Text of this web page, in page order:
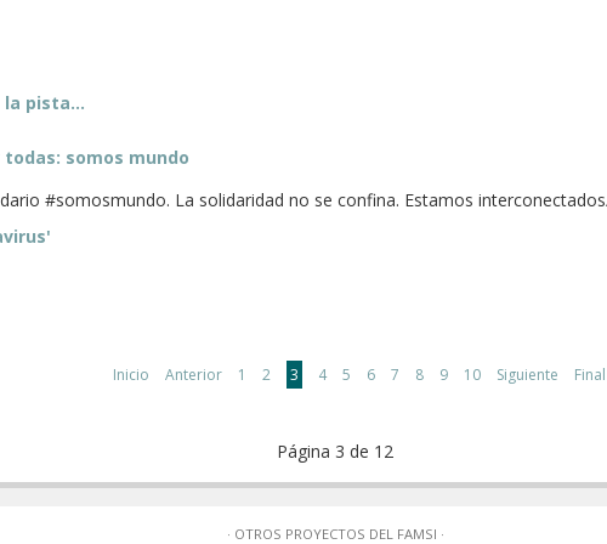
la pista...
todas: somos mundo
#somosmundo. La solidaridad no se confina. Estamos
Inicio Anterior 1 2 3 4 5 6 7 8 9 10 Siguiente Final
Página 3 de 12
· OTROS PROYECTOS DEL FAMSI ·